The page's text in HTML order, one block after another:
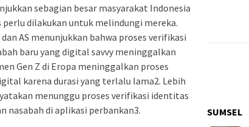
sebagian besar masyarakat Indonesia
dilakukan untuk melindungi mereka.
AS menunjukkan bahwa proses verifikasi
baru yang digital savvy meninggalkan
Gen Z di Eropa meninggalkan proses
karena durasi yang terlalu lama2. Lebih
menunggu proses verifikasi identitas
nasabah di aplikasi perbankan3.
SUMSEL